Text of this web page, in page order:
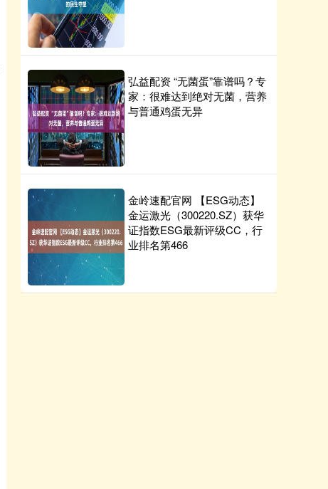
弘益配资 “无菌蛋”靠谱吗？专
家：很难达到绝对无菌，营养
与普通鸡蛋无异
金岭速配官网 【ESG动态】
金运激光（300220.SZ）获华
证指数ESG最新评级CC，行
业排名第466